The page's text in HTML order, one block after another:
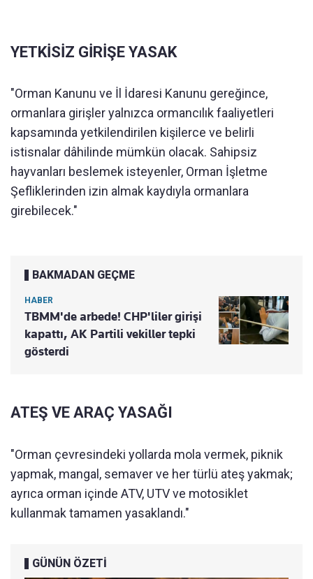
YETKİSİZ GİRİŞE YASAK
"Orman Kanunu ve İl İdaresi Kanunu gereğince,
ormanlara girişler yalnızca ormancılık faaliyetleri
kapsamında yetkilendirilen kişilerce ve belirli
istisnalar dâhilinde mümkün olacak. Sahipsiz
hayvanları beslemek isteyenler, Orman İşletme
Şefliklerinden izin almak kaydıyla ormanlara
girebilecek."
BAKMADAN GEÇME
HABER
TBMM'de arbede! CHP'liler girişi
kapattı, AK Partili vekiller tepki
gösterdi
ATEŞ VE ARAÇ YASAĞI
"Orman çevresindeki yollarda mola vermek, piknik
yapmak, mangal, semaver ve her türlü ateş yakmak;
ayrıca orman içinde ATV, UTV ve motosiklet
kullanmak tamamen yasaklandı."
GÜNÜN ÖZETİ